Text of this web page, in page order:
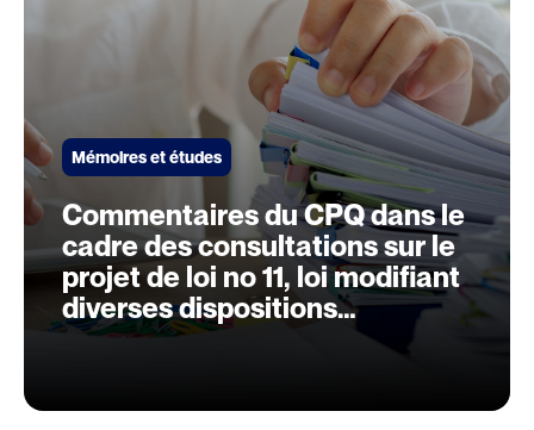
Mémoires et études
Commentaires du CPQ dans le
cadre des consultations sur le
projet de loi no 11, loi modifiant
diverses dispositions
principalement aux fins